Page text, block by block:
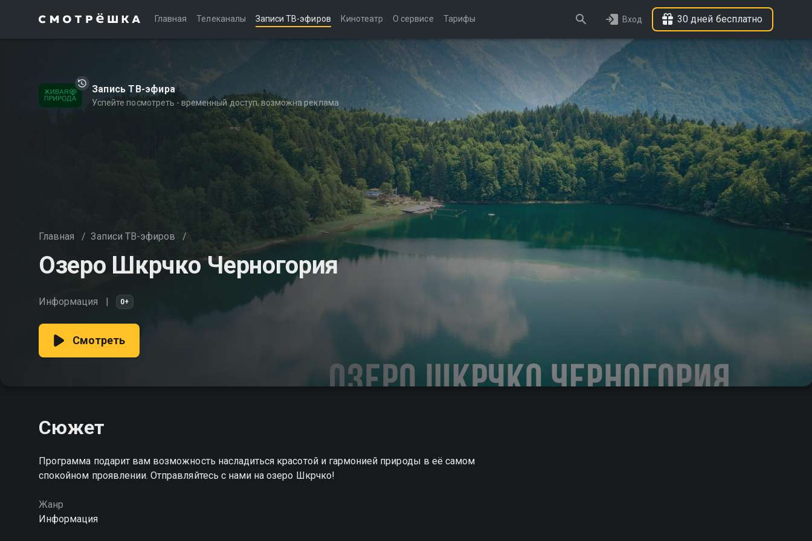
Главная Телеканалы Записи ТВ-эфиров Кинотеатр О сервисе Тарифы Вход 30 дней бесплатно
Запись ТВ-эфира
Успейте посмотреть - временный доступ, возможна реклама
Главная / Записи ТВ-эфиров /
Озеро Шкрчко Черногория
Информация 0+
Смотреть
Сюжет
Программа подарит вам возможность насладиться красотой и гармонией природы в её самом
спокойном проявлении. Отправляйтесь с нами на озеро Шкрчко!
Жанр
Информация